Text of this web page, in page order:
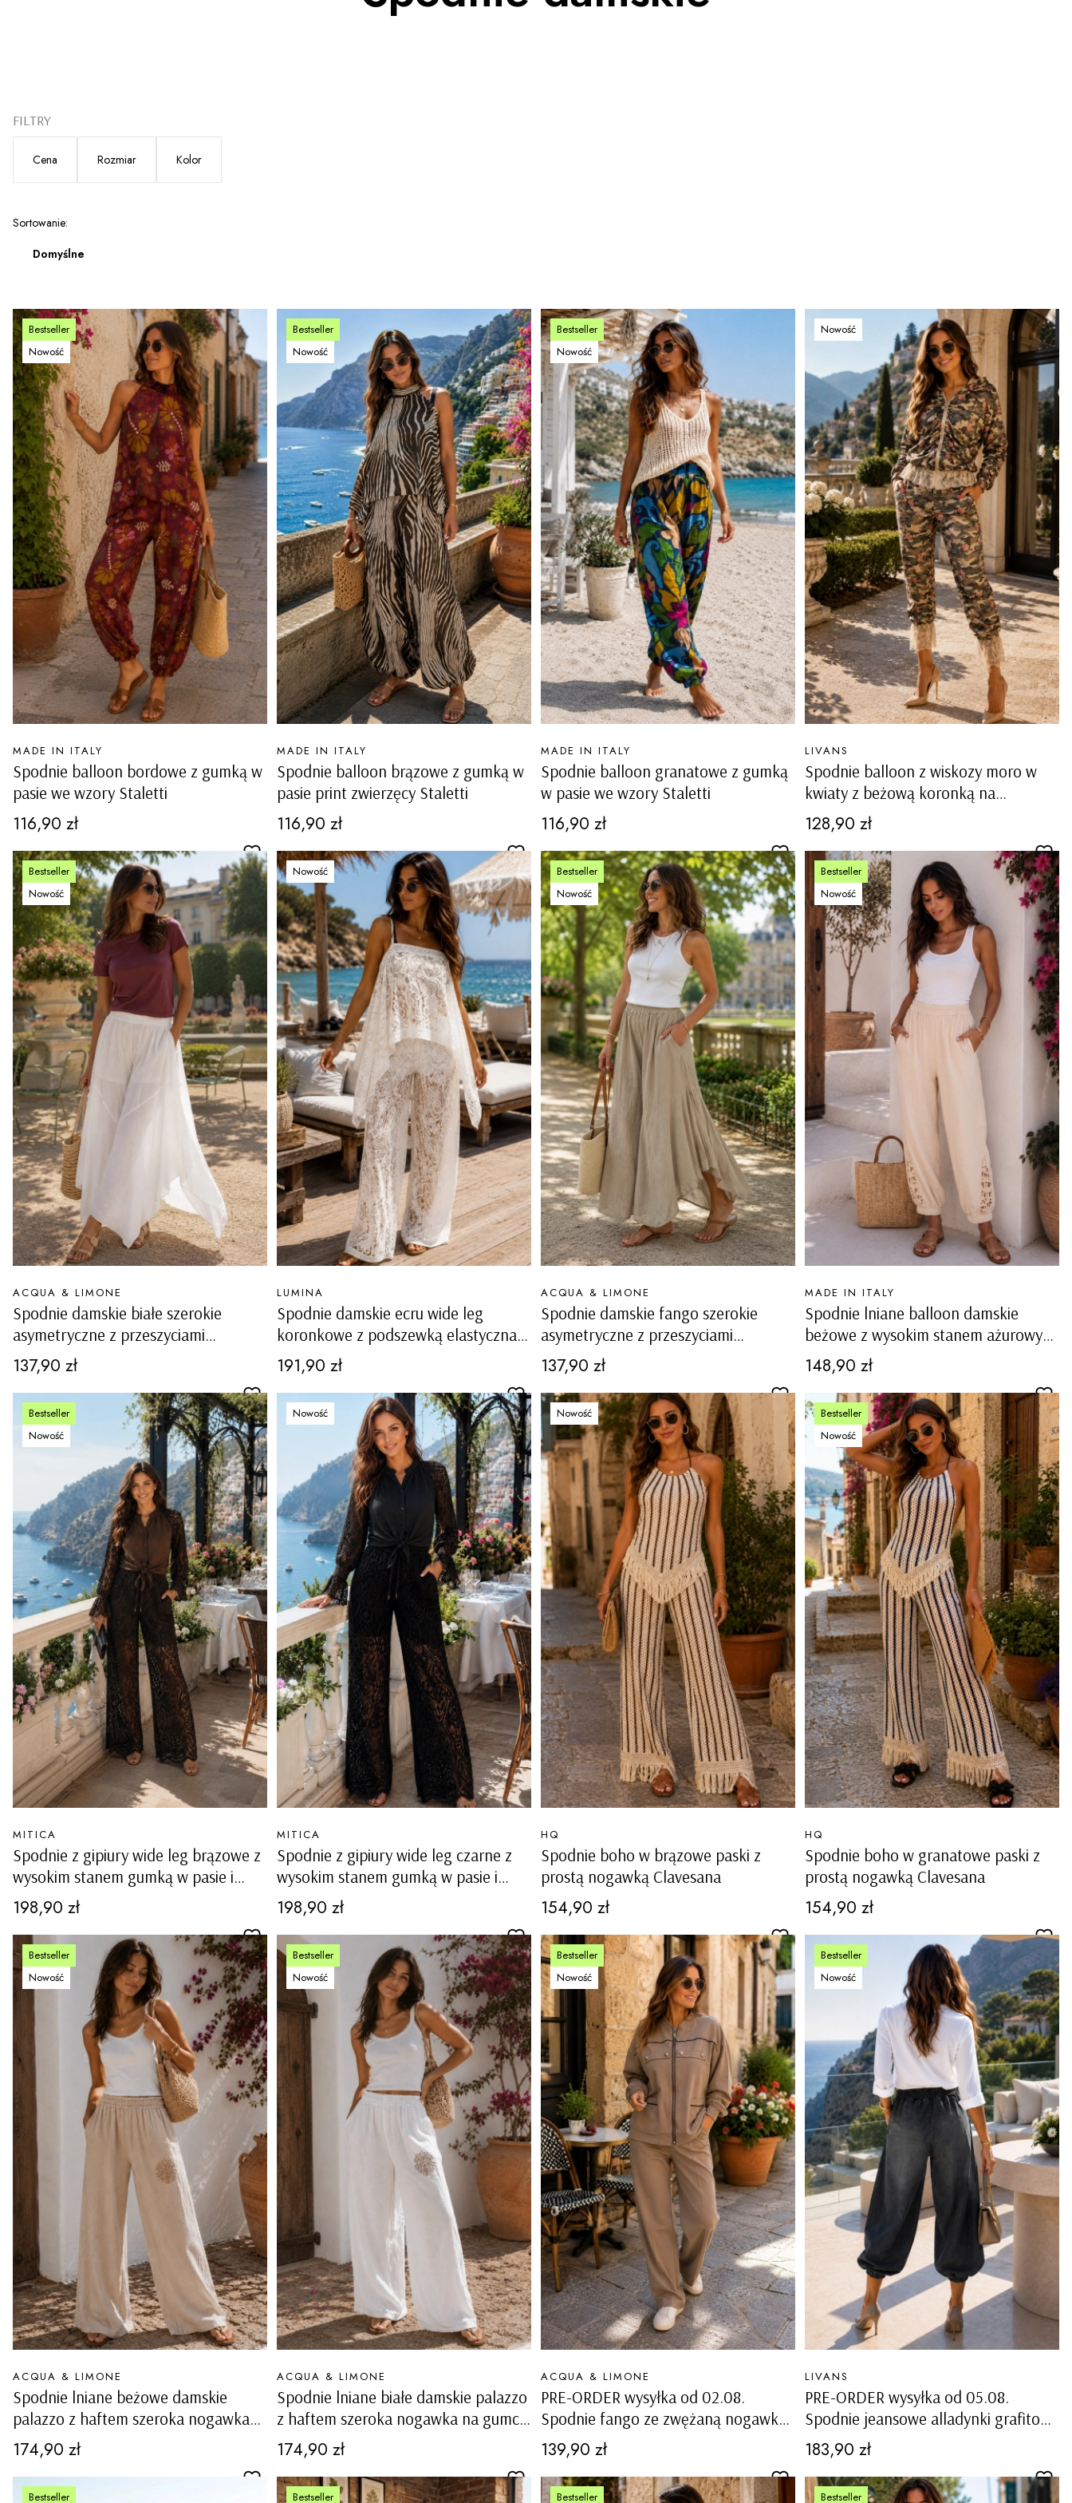
FILTRY
Cena Rozmiar Kolor
Lista produktów
Sortowanie:
Domyślne
Bestseller
Nowość
Spodnie balloon bordowe z gumką w
pasie we wzory Staletti
PRODUCENT
MADE IN ITALY
Cena
116,90 zł
Bestseller
Nowość
Spodnie balloon brązowe z gumką w
pasie print zwierzęcy Staletti
PRODUCENT
MADE IN ITALY
Cena
116,90 zł
Bestseller
Nowość
Spodnie balloon granatowe z gumką
w pasie we wzory Staletti
PRODUCENT
MADE IN ITALY
Cena
116,90 zł
Nowość
Spodnie balloon z wiskozy moro w
kwiaty z beżową koronką na
nogawce wysokim stanem gumką w
pasie i kieszeniami Casciago
PRODUCENT
LIVANS
Cena
128,90 zł
Bestseller
Nowość
Spodnie damskie białe szerokie
asymetryczne z przeszyciami
kieszeniami i podszewką boho
Quincinetto
PRODUCENT
ACQUA & LIMONE
Cena
137,90 zł
Nowość
Spodnie damskie ecru wide leg
koronkowe z podszewką elastyczna
talia suwak z boku boho Vinovo
PRODUCENT
LUMINA
Cena
191,90 zł
Bestseller
Nowość
Spodnie damskie fango szerokie
asymetryczne z przeszyciami
kieszeniami i podszewką boho
Quincinetto
PRODUCENT
ACQUA & LIMONE
Cena
137,90 zł
Bestseller
Nowość
Spodnie lniane balloon damskie
beżowe z wysokim stanem ażurowymi
zdobieniami na nogawkach i
kieszeniami Cadria
PRODUCENT
MADE IN ITALY
Cena
148,90 zł
Bestseller
Nowość
Spodnie z gipiury wide leg brązowe z
wysokim stanem gumką w pasie i
podszewką Peravina
PRODUCENT
MITICA
Cena
198,90 zł
Nowość
Spodnie z gipiury wide leg czarne z
wysokim stanem gumką w pasie i
podszewką Peravina
PRODUCENT
MITICA
Cena
198,90 zł
Nowość
Spodnie boho w brązowe paski z
prostą nogawką Clavesana
PRODUCENT
HQ
Cena
154,90 zł
Bestseller
Nowość
Spodnie boho w granatowe paski z
prostą nogawką Clavesana
PRODUCENT
HQ
Cena
154,90 zł
Bestseller
Nowość
Spodnie lniane beżowe damskie
palazzo z haftem szeroka nogawka
na gumce kieszenie Moresca
PRODUCENT
ACQUA & LIMONE
Cena
174,90 zł
Bestseller
Nowość
Spodnie lniane białe damskie palazzo
z haftem szeroka nogawka na gumce
kieszenie Moresca
PRODUCENT
ACQUA & LIMONE
Cena
174,90 zł
Bestseller
Nowość
PRE-ORDER wysyłka od 02.08.
Spodnie fango ze zwężaną nogawką
ozdobnym przeszyciem na przodzie i
wysokim stanem Sormano
PRODUCENT
ACQUA & LIMONE
Cena
139,90 zł
Bestseller
Nowość
PRE-ORDER wysyłka od 05.08.
Spodnie jeansowe alladynki grafitowe
z wysokim stanem i kieszeniami
Saltrio
PRODUCENT
LIVANS
Cena
183,90 zł
Bestseller Bestseller Bestseller Bestseller